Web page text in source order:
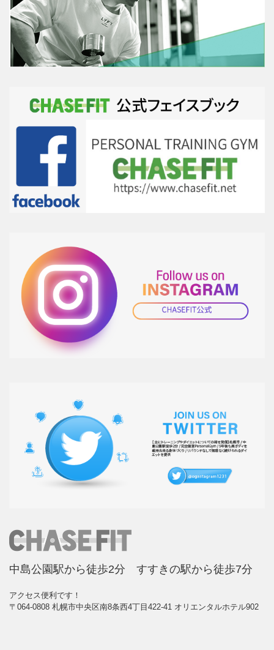
中島公園駅から徒歩2分 すすきの駅から徒歩7分
アクセス便利です！
〒064-0808 札幌市中央区南8条西4丁目422-41 オリエンタルホテル902